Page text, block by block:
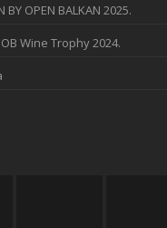
BY OPEN BALKAN 2025.
Wine Trophy 2024.